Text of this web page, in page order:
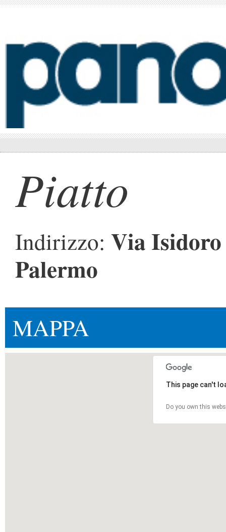
Piatto
Indirizzo: Via Isidoro
Palermo
MAPPA
This page can't
Do you own this